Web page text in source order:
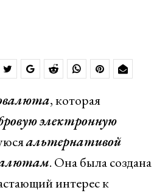
, которая
электронную
альтернативой
. Она была создана
интерес к